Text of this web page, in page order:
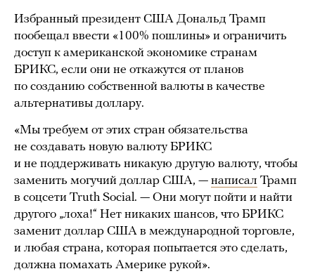
Избранный президент США Дональд Трамп
пообещал ввести «100% пошлины» и ограничить
доступ к американской экономике странам
БРИКС, если они не откажутся от планов
по созданию собственной валюты в качестве
альтернативы доллару.
«Мы требуем от этих стран обязательства
не создавать новую валюту БРИКС
и не поддерживать никакую другую валюту, чтобы
заменить могучий доллар США, — написал Трамп
в соцсети Truth Social. — Они могут пойти и найти
другого „лоха!“ Нет никаких шансов, что БРИКС
заменит доллар США в международной торговле,
и любая страна, которая попытается это сделать,
должна помахать Америке рукой».